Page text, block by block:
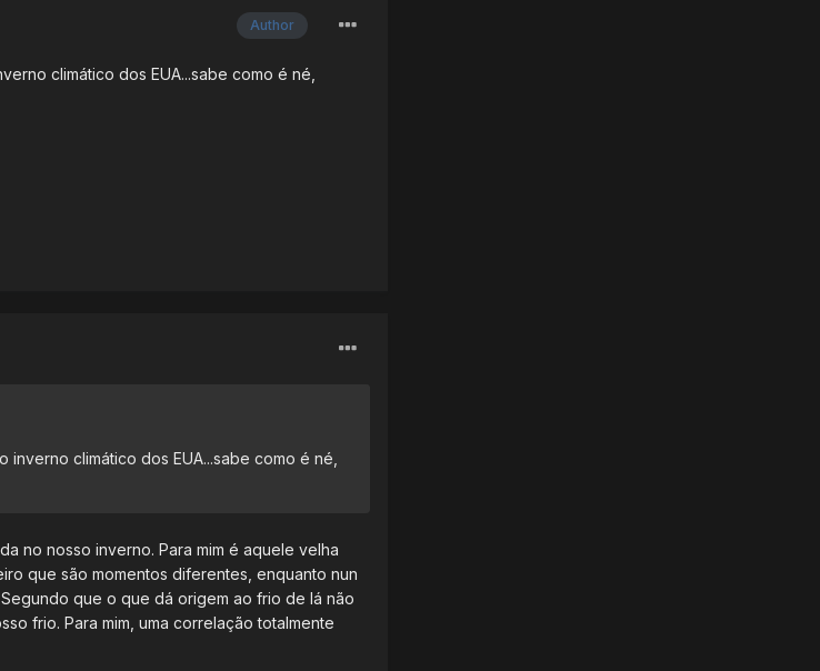
Author
climático dos EUA...sabe como é né,
climático dos EUA...sabe como é né,
no nosso inverno. Para mim é aquele velha
que são momentos diferentes, enquanto nun
que o que dá origem ao frio de lá não
frio. Para mim, uma correlação totalmente